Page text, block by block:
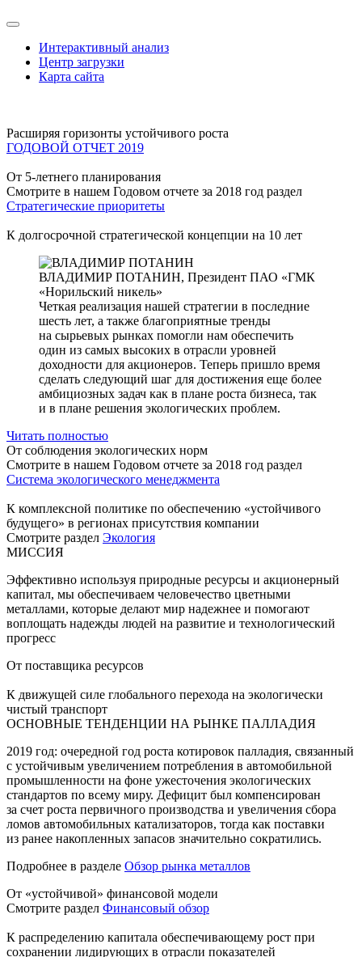
Интерактивный анализ
Центр загрузки
Карта сайта
Расширяя горизонты устойчивого роста
ГОДОВОЙ ОТЧЕТ 2019
От 5-летнего планирования
Смотрите в нашем Годовом отчете за 2018 год раздел
Стратегические приоритеты
К долгосрочной стратегической концепции на 10 лет
ВЛАДИМИР ПОТАНИН, Президент ПАО «ГМК
«Норильский никель»
Четкая реализация нашей стратегии в последние
шесть лет, а также благоприятные тренды
на сырьевых рынках помогли нам обеспечить
один из самых высоких в отрасли уровней
доходности для акционеров. Теперь пришло время
сделать следующий шаг для достижения еще более
амбициозных задач как в плане роста бизнеса, так
и в плане решения экологических проблем.
Читать полностью
От соблюдения экологических норм
Смотрите в нашем Годовом отчете за 2018 год раздел
Система экологического менеджмента
К комплексной политике по обеспечению «устойчивого
будущего» в регионах присутствия компании
Смотрите раздел Экология
МИССИЯ
Эффективно используя природные ресурсы и акционерный
капитал, мы обеспечиваем человечество цветными
металлами, которые делают мир надежнее и помогают
воплощать надежды людей на развитие и технологический
прогресс
От поставщика ресурсов
К движущей силе глобального перехода на экологически
чистый транспорт
ОСНОВНЫЕ ТЕНДЕНЦИИ НА РЫНКЕ ПАЛЛАДИЯ
2019 год: очередной год роста котировок палладия, связанный
с устойчивым увеличением потребления в автомобильной
промышленности на фоне ужесточения экологических
стандартов по всему миру. Дефицит был компенсирован
за счет роста первичного производства и увеличения сбора
ломов автомобильных катализаторов, тогда как поставки
из ранее накопленных запасов значительно сократились.
Подробнее в разделе Обзор рынка металлов
От «устойчивой» финансовой модели
Смотрите раздел Финансовый обзор
К распределению капитала обеспечивающему рост при
сохранении лидирующих в отрасли показателей